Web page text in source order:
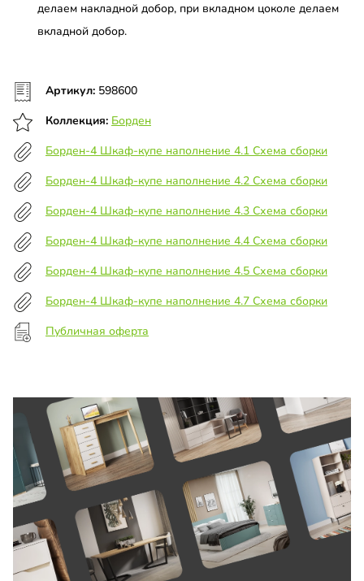
делаем накладной добор, при вкладном цоколе делаем
вкладной добор.
Артикул: 598600
Коллекция: Борден
Борден-4 Шкаф-купе наполнение 4.1 Схема сборки
Борден-4 Шкаф-купе наполнение 4.2 Схема сборки
Борден-4 Шкаф-купе наполнение 4.3 Схема сборки
Борден-4 Шкаф-купе наполнение 4.4 Схема сборки
Борден-4 Шкаф-купе наполнение 4.5 Схема сборки
Борден-4 Шкаф-купе наполнение 4.7 Схема сборки
Публичная оферта